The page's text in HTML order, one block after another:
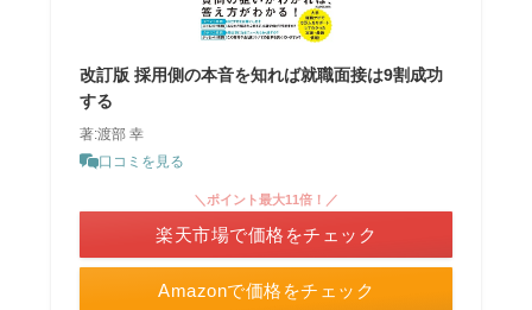
改訂版 採用側の本音を知れば就職面接は9割成功
する
著:渡部 幸
口コミを見る
Amazonで価格をチェック
＼ポイント最大11倍！／
楽天市場で価格をチェック